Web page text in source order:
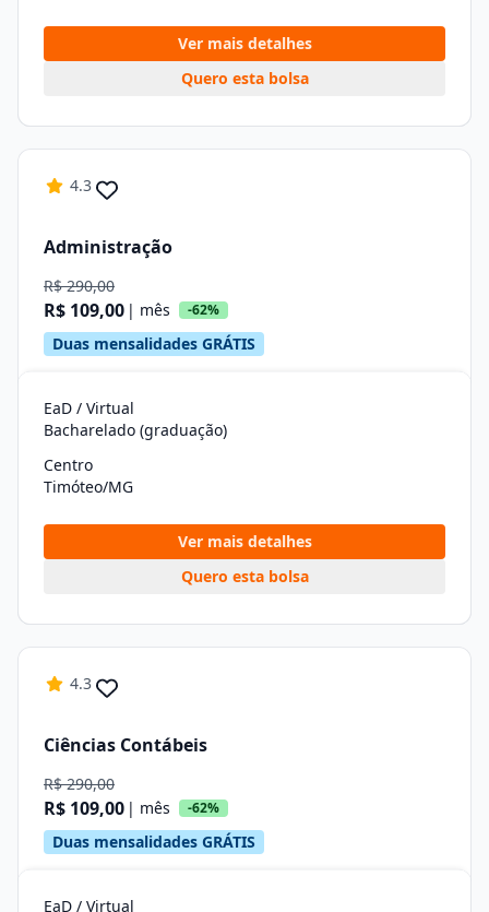
Ver mais detalhes
Quero esta bolsa
4.3
Administração
R$ 290,00
R$ 109,00 | mês -62%
Duas mensalidades GRÁTIS
EaD / Virtual
Bacharelado (graduação)
Centro
Timóteo/MG
Ver mais detalhes
Quero esta bolsa
4.3
Ciências Contábeis
R$ 290,00
R$ 109,00 | mês -62%
Duas mensalidades GRÁTIS
EaD / Virtual